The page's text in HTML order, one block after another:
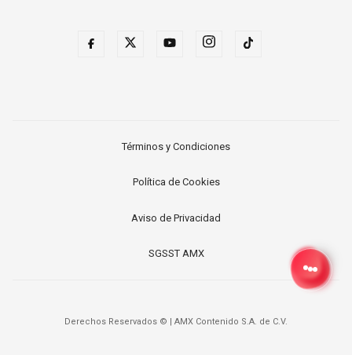
Términos y Condiciones
Política de Cookies
Aviso de Privacidad
SGSST AMX
Derechos Reservados © | AMX Contenido S.A. de C.V.